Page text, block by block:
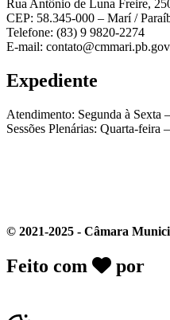
Rua Antônio de Luna Freire,
CEP: 58.345-000 – Marí /
Telefone: (83) 9 9820-2274
E-mail:
Expediente
Atendimento: Segunda à Sexta
Sessões Plenárias: Quarta-feira
© 2021-2025 - Câmara
Feito com por